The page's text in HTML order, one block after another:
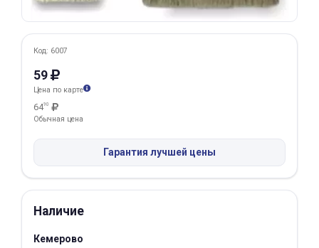
Код: 6007
59
Цена по карте
6490
Обычная цена
Гарантия лучшей цены
Наличие
Кемерово
Получайте товар
Оставшиеся
списываться
по
Подробнее
об оплате Плайтом